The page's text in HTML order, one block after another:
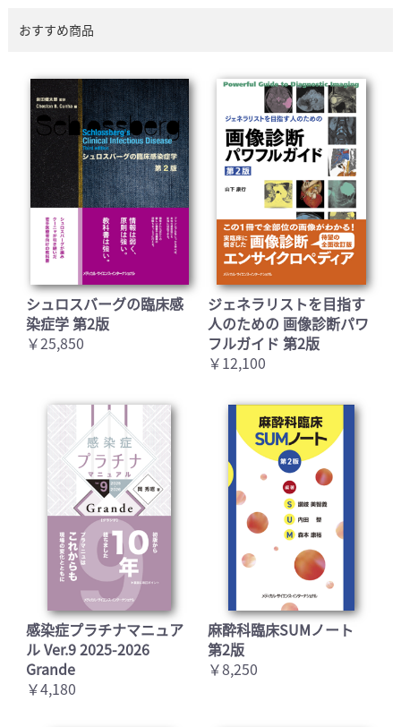
おすすめ商品
シュロスバーグの臨床感
染症学 第2版
￥25,850
ジェネラリストを目指す
人のための 画像診断パワ
フルガイド 第2版
￥12,100
感染症プラチナマニュア
ル Ver.9 2025-2026
Grande
￥4,180
麻酔科臨床SUMノート
第2版
￥8,250